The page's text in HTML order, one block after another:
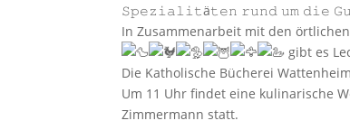
𝚂𝚙𝚎𝚣𝚒𝚊𝚕𝚒𝚝ä𝚝𝚎𝚗 𝚛𝚞𝚗𝚍 𝚞𝚖 𝚍𝚒𝚎
In Zusammenarbeit mit den örtlichen
gibt es
Die Katholische Bücherei
Um 11 Uhr findet eine kulinarische
Zimmermann statt.